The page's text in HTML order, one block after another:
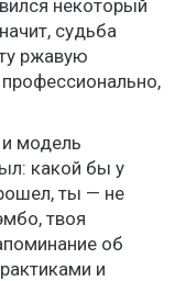
некоторый
судьба
ржавую
модель
какой бы у
ты — не
твоя
об
и